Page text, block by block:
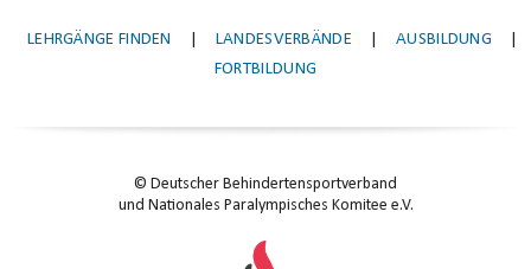
LEHRGÄNGE FINDEN LANDESVERBÄNDE AUSBILDUNG
FORTBILDUNG
© Deutscher Behindertensportverband
und Nationales Paralympisches Komitee e.V.